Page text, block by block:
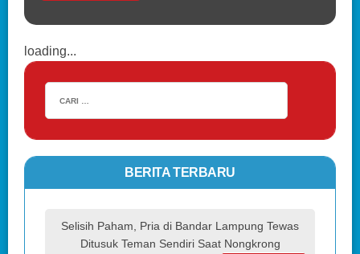
loading...
BERITA TERBARU
Selisih Paham, Pria di Bandar Lampung Tewas
Ditusuk Teman Sendiri Saat Nongkrong